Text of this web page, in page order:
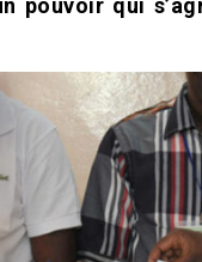
pouvoir qui